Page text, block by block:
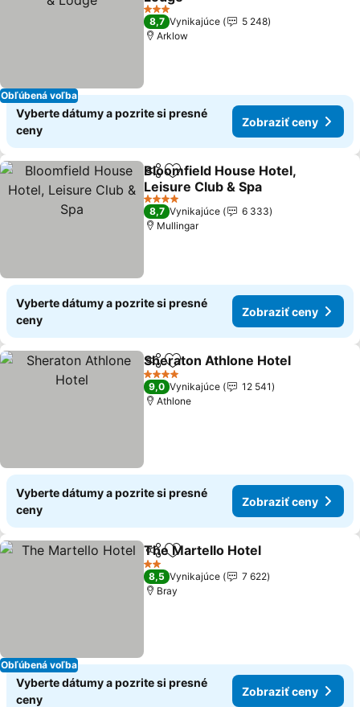
Obľúbená voľba
Zobraziť ceny
3 Počet hviezdičiek
8,7 Vynikajúce
5 248
Arklow
Vyberte dátumy a pozrite si presné
ceny
Zobraziť ceny
ZdieľaťPridať do obľúbených
Bloomfield House Hotel,
Leisure Club & Spa
Zobraziť ceny
4 Počet hviezdičiek
8,7 Vynikajúce
6 333
Mullingar
Vyberte dátumy a pozrite si presné
ceny
Zobraziť ceny
ZdieľaťPridať do obľúbených
Sheraton Athlone Hotel
4 Počet hviezdičiek
9,0 Vynikajúce
12 541
Athlone
Vyberte dátumy a pozrite si presné
ceny
Zobraziť ceny
Obľúbená voľba
ZdieľaťPridať do obľúbených
The Martello Hotel
2 Počet hviezdičiek
8,5 Vynikajúce
7 622
Bray
Vyberte dátumy a pozrite si presné
ceny
Zobraziť ceny